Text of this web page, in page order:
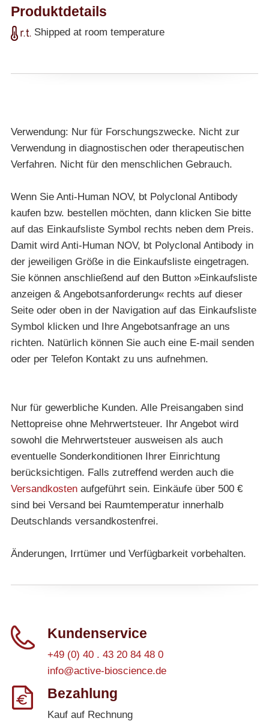
Produktdetails
Shipped at room temperature
Verwendung: Nur für Forschungszwecke. Nicht zur
Verwendung in diagnostischen oder therapeutischen
Verfahren. Nicht für den menschlichen Gebrauch.
Wenn Sie Anti-Human NOV, bt Polyclonal Antibody
kaufen bzw. bestellen möchten, dann klicken Sie bitte
auf das Einkaufsliste Symbol rechts neben dem Preis.
Damit wird Anti-Human NOV, bt Polyclonal Antibody in
der jeweiligen Größe in die Einkaufsliste eingetragen.
Sie können anschließend auf den Button »Einkaufsliste
anzeigen & Angebotsanforderung« rechts auf dieser
Seite oder oben in der Navigation auf das Einkaufsliste
Symbol klicken und Ihre Angebotsanfrage an uns
richten. Natürlich können Sie auch eine E-mail senden
oder per Telefon Kontakt zu uns aufnehmen.
Nur für gewerbliche Kunden. Alle Preisangaben sind
Nettopreise ohne Mehrwertsteuer. Ihr Angebot wird
sowohl die Mehrwertsteuer ausweisen als auch
eventuelle Sonderkonditionen Ihrer Einrichtung
berücksichtigen. Falls zutreffend werden auch die
Versandkostenaufgeführt sein. Einkäufe über 500 €
sind bei Versand bei Raumtemperatur innerhalb
Deutschlands versandkostenfrei.
Änderungen, Irrtümer und Verfügbarkeit vorbehalten.
Kundenservice
+49 (0) 40 . 43 20 84 48 0
info@active-bioscience.de
Bezahlung
Kauf auf Rechnung